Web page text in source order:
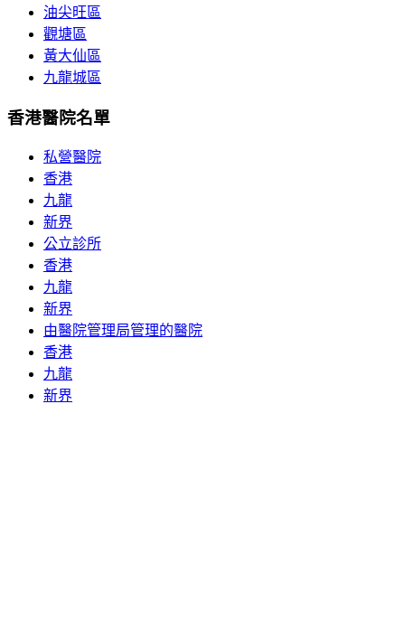
油尖旺區
觀塘區
黃大仙區
九龍城區
香港醫院名單
私營醫院
香港
九龍
新界
公立診所
香港
九龍
新界
由醫院管理局管理的醫院
香港
九龍
新界